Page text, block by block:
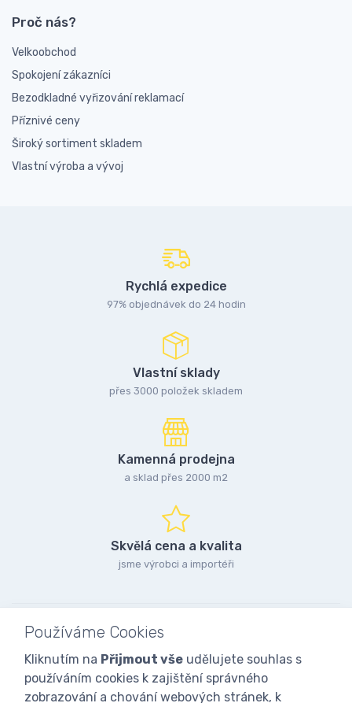
Proč nás?
Velkoobchod
Spokojení zákazníci
Bezodkladné vyřizování reklamací
Příznivé ceny
Široký sortiment skladem
Vlastní výroba a vývoj
Rychlá expedice
97% objednávek do 24 hodin
Vlastní sklady
přes 3000 položek skladem
Kamenná prodejna
a sklad přes 2000 m2
Skvělá cena a kvalita
jsme výrobci a importéři
Používáme Cookies
Kliknutím na Přijmout vše udělujete souhlas s
používáním cookies k zajištění správného
zobrazování a chování webových stránek, k